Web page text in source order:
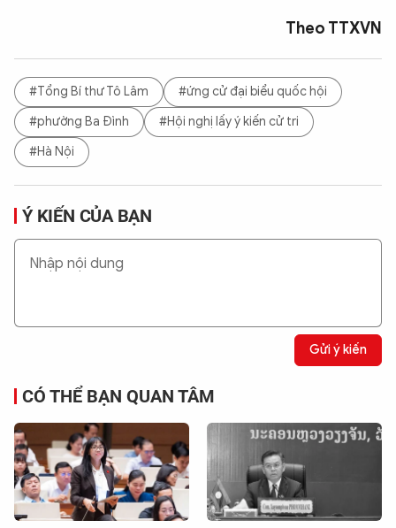
Theo TTXVN
#Tổng Bí thư Tô Lâm
#ứng cử đại biểu quốc hội
#phường Ba Đình
#Hội nghị lấy ý kiến cử tri
#Hà Nội
Ý KIẾN CỦA BẠN
Gửi ý kiến
CÓ THỂ BẠN QUAN TÂM